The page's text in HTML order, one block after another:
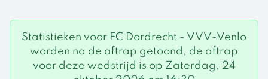
Statistieken voor FC Dordrecht - VVV-Venlo
worden na de aftrap getoond, de aftrap
voor deze wedstrijd is op Zaterdag, 24